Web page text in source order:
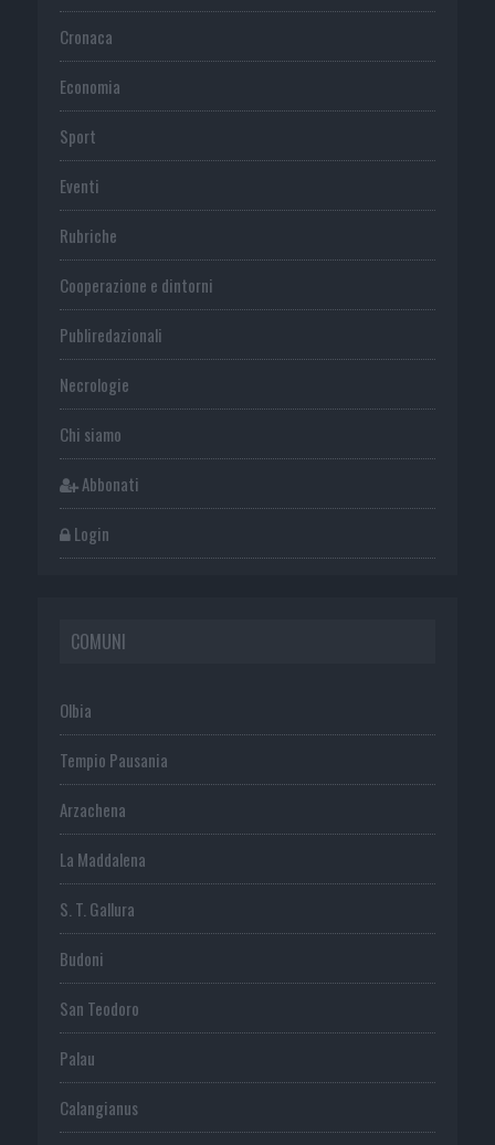
Cronaca
Economia
Sport
Eventi
Rubriche
Cooperazione e dintorni
Publiredazionali
Necrologie
Chi siamo
Abbonati
Login
COMUNI
Olbia
Tempio Pausania
Arzachena
La Maddalena
S. T. Gallura
Budoni
San Teodoro
Palau
Calangianus